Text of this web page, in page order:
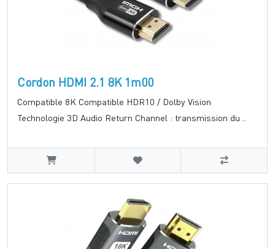
Cordon HDMI 2.1 8K 1m00
Compatible 8K Compatible HDR10 / Dolby Vision
Technologie 3D Audio Return Channel : transmission du ..